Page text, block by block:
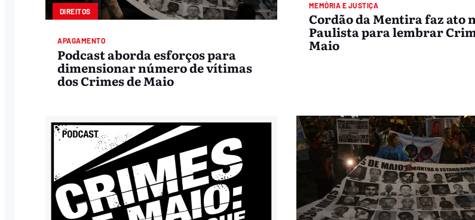
DIREITOS
APAGAMENTO
Podcast aborda esforços para
dimensionar número de vítimas
dos Crimes de Maio
MEMÓRIA E JUSTIÇA
Cordão da Mentira faz ato
Paulista para lembrar
Maio